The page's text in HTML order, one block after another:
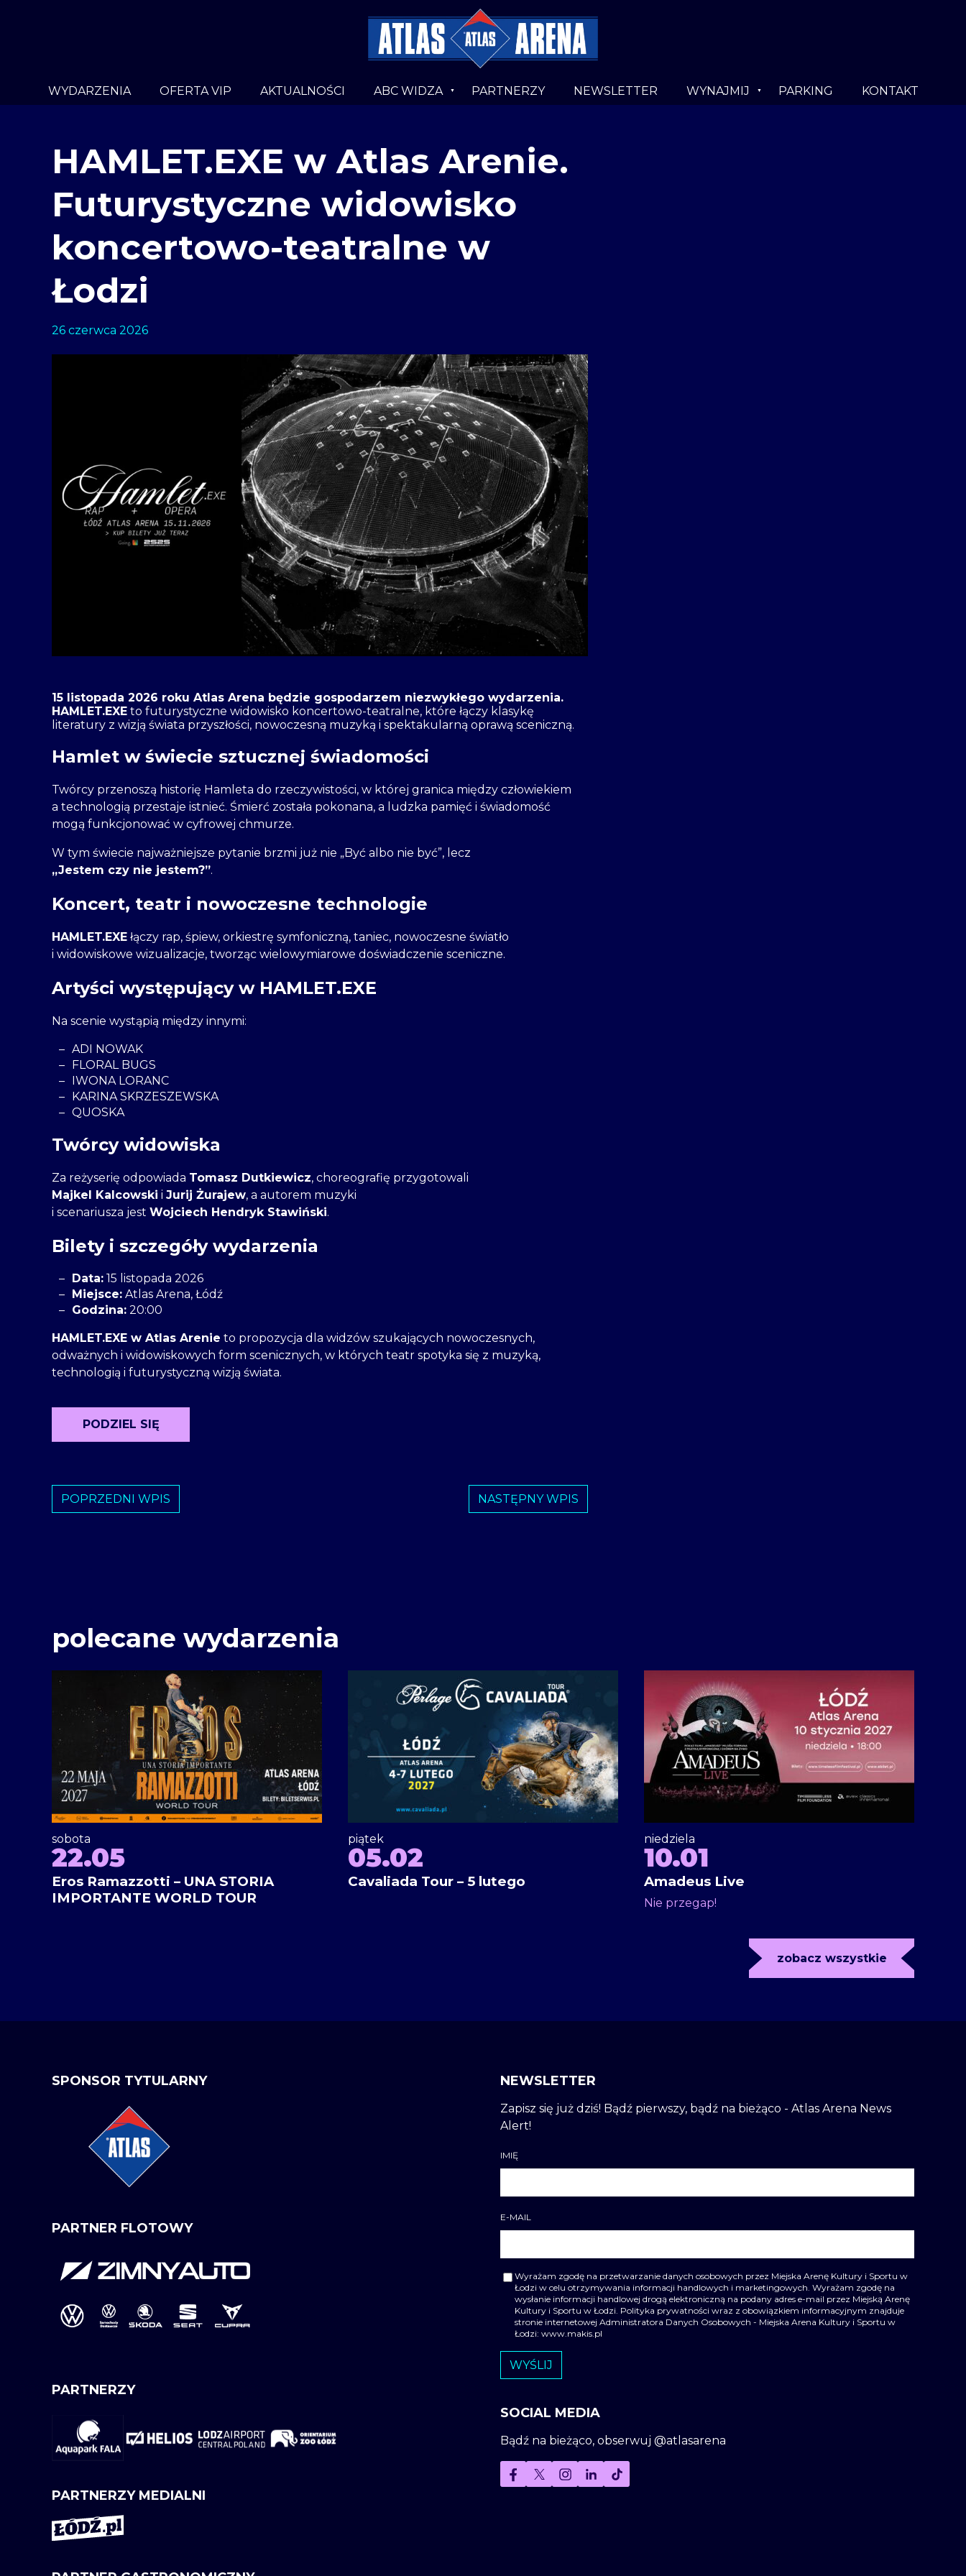
WYDARZENIA OFERTA VIP AKTUALNOŚCI ABC WIDZA PARTNERZY NEWSLETTER WYNAJMIJ PARKING KONTAKT
HAMLET.EXE w Atlas Arenie.
Futurystyczne widowisko
koncertowo-teatralne w
Łodzi
26 czerwca 2026
15 listopada 2026 roku Atlas Arena będzie gospodarzem niezwykłego wydarzenia.
HAMLET.EXE to futurystyczne widowisko koncertowo-teatralne, które łączy klasykę
literatury z wizją świata przyszłości, nowoczesną muzyką i spektakularną oprawą sceniczną.
Hamlet w świecie sztucznej świadomości
Twórcy przenoszą historię Hamleta do rzeczywistości, w której granica między człowiekiem
a technologią przestaje istnieć. Śmierć została pokonana, a ludzka pamięć i świadomość
mogą funkcjonować w cyfrowej chmurze.
W tym świecie najważniejsze pytanie brzmi już nie „Być albo nie być”, lecz
„Jestem czy nie jestem?”.
Koncert, teatr i nowoczesne technologie
HAMLET.EXE łączy rap, śpiew, orkiestrę symfoniczną, taniec, nowoczesne światło
i widowiskowe wizualizacje, tworząc wielowymiarowe doświadczenie sceniczne.
Artyści występujący w HAMLET.EXE
Na scenie wystąpią między innymi:
ADI NOWAK
FLORAL BUGS
IWONA LORANC
KARINA SKRZESZEWSKA
QUOSKA
Twórcy widowiska
Za reżyserię odpowiada Tomasz Dutkiewicz, choreografię przygotowali
Majkel Kalcowski i Jurij Żurajew, a autorem muzyki
i scenariusza jest Wojciech Hendryk Stawiński.
Bilety i szczegóły wydarzenia
Data: 15 listopada 2026
Miejsce: Atlas Arena, Łódź
Godzina: 20:00
HAMLET.EXE w Atlas Arenie to propozycja dla widzów szukających nowoczesnych,
odważnych i widowiskowych form scenicznych, w których teatr spotyka się z muzyką,
technologią i futurystyczną wizją świata.
PODZIEL SIĘ
POPRZEDNI WPIS NASTĘPNY WPIS
polecane wydarzenia
sobota
22.05
Eros Ramazzotti – UNA STORIA
IMPORTANTE WORLD TOUR
piątek
05.02
Cavaliada Tour – 5 lutego
niedziela
10.01
Amadeus Live
Nie przegap!
zobacz wszystkie
SPONSOR TYTULARNY
PARTNER FLOTOWY
PARTNERZY
PARTNERZY MEDIALNI
NEWSLETTER
Zapisz się już dziś! Bądź pierwszy, bądź na bieżąco - Atlas Arena News
Alert!
IMIĘ
E-MAIL
Wyrażam zgodę na przetwarzanie danych osobowych przez Miejska Arenę Kultury i Sportu w
Łodzi w celu otrzymywania informacji handlowych i marketingowych. Wyrażam zgodę na
wysłanie informacji handlowej drogą elektroniczną na podany adres e-mail przez Miejską Arenę
Kultury i Sportu w Łodzi. Polityka prywatności wraz z obowiązkiem informacyjnym znajduje
stronie internetowej Administratora Danych Osobowych - Miejska Arena Kultury i Sportu w
Łodzi: www.makis.pl
SOCIAL MEDIA
Bądź na bieżąco, obserwuj @atlasarena